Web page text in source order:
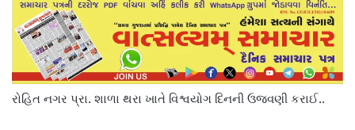
રોહિત નગર પ્રા. શાળા થરા ખાતે વિશ્વયોગ દિનની ઉજવણી કરાઈ..